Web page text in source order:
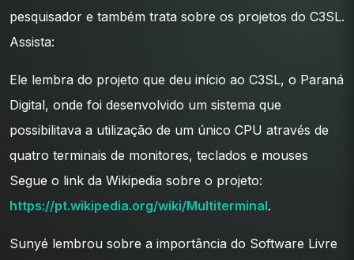
pesquisador e também trata sobre os projetos do C3SL.
Assista:
Ele lembra do projeto que deu início ao C3SL, o Paraná
Digital, onde foi desenvolvido um sistema que
possibilitava a utilização de um único CPU através de
quatro terminais de monitores, teclados e mouses
Segue o link da Wikipedia sobre o projeto:
https://pt.wikipedia.org/wiki/Multiterminal.
Sunyé lembrou sobre a importância do Software Livre